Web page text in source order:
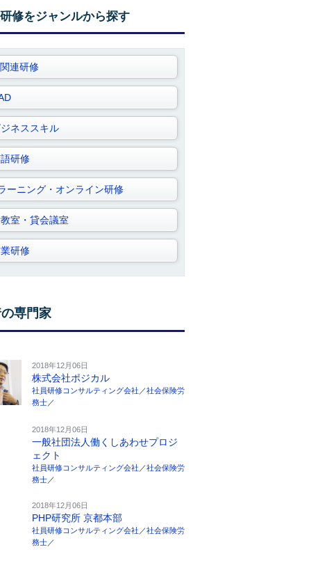
修をジャンルから探す
連研修
ネススキル
研修
ーニング・オンライン研修
室・貸会議室
研修
専門家
2018年12月06日
株式会社ポジカル
社員研修コンサルティング会社 ／社会保険労
務士 ／
2018年12月06日
一般社団法人働くしあわせプロジ
ェクト
社員研修コンサルティング会社 ／社会保険労
務士 ／
2018年12月06日
PHP研究所 京都本部
社員研修コンサルティング会社 ／社会保険労
務士 ／